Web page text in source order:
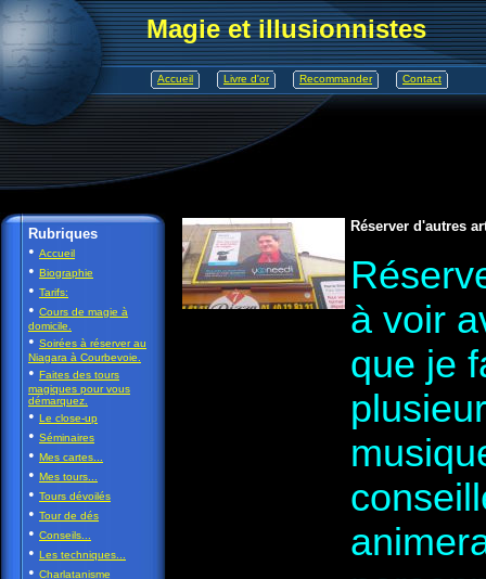
Magie et illusionnistes
Accueil Livre d'or Recommander Contact
Rubriques
• Accueil
• Biographie
• Tarifs:
• Cours de magie à
domicile.
• Soirées à réserver au
Niagara à Courbevoie.
• Faites des tours
magiques pour vous
démarquez.
• Le close-up
• Séminaires
• Mes cartes...
• Mes tours...
• Tours dévoilés
• Tour de dés
• Conseils...
• Les techniques...
• Charlatanisme
Réserver d'autres
à voir
que je